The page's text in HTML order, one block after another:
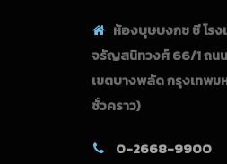
ห้องบุษบงกช ซี โรง
จรัญสนิทวงศ์ 66/1 ถ
เขตบางพลัด กรุงเทพ
ชั่วคราว)
0-2668-9900